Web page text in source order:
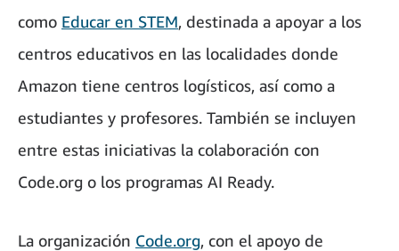
como Educar en STEM, destinada a apoyar a los
centros educativos en las localidades donde
Amazon tiene centros logísticos, así como a
estudiantes y profesores. También se incluyen
entre estas iniciativas la colaboración con
Code.org o los programas AI Ready.
La organización Code.org, con el apoyo de